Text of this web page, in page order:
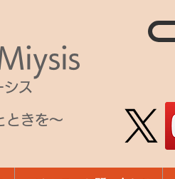
ス
ときを～